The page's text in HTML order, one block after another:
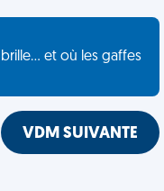
et où les gaffes
VDM SUIVANTE